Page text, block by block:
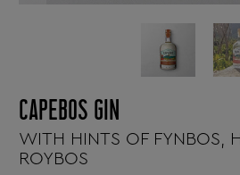
CAPEBOS GIN
WITH HINTS OF FYNBOS,
ROYBOS